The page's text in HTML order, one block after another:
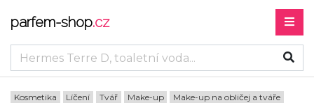
parfem-shop.cz
Kosmetika Líčení Tvář Make-up
Make-up na obličej a tváře